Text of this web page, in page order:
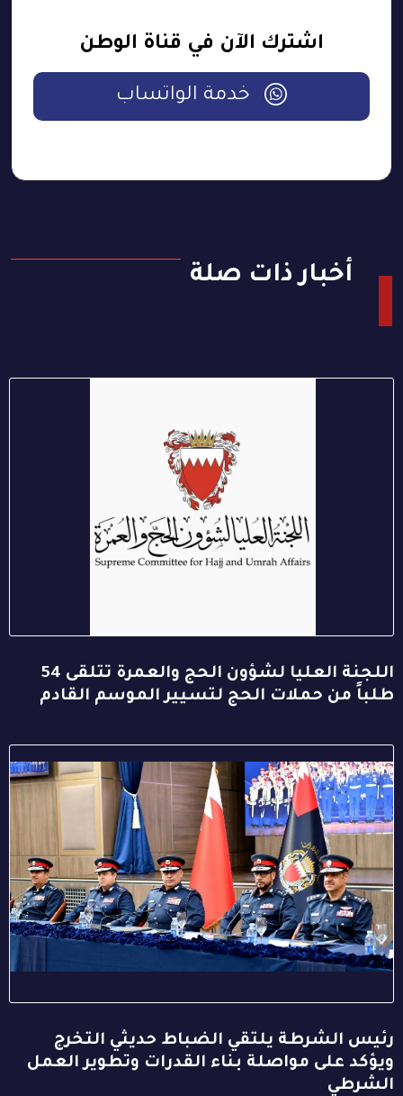
اشترك الآن في قناة الوطن
خدمة الواتساب
أخبار ذات صلة
اللجنة العليا لشؤون الحج والعمرة تتلقى 54
طلباً من حملات الحج لتسيير الموسم القادم
رئيس الشرطة يلتقي الضباط حديثي التخرج
ويؤكد على مواصلة بناء القدرات وتطوير العمل
الشرطي